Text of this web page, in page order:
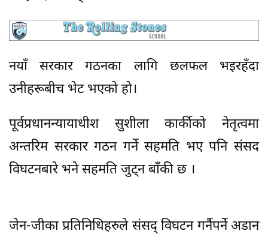
नयाँ सरकार गठनका लागि छलफल भइरहँदा
उनीहरूबीच भेट भएको हो।
पूर्वप्रधानन्यायाधीश सुशीला कार्कीको नेतृत्वमा
अन्तरिम सरकार गठन गर्ने सहमति भए पनि संसद
विघटनबारे भने सहमति जुट्न बाँकी छ ।
जेन-जीका प्रतिनिधिहरुले संसद् विघटन गर्नैपर्ने अडान